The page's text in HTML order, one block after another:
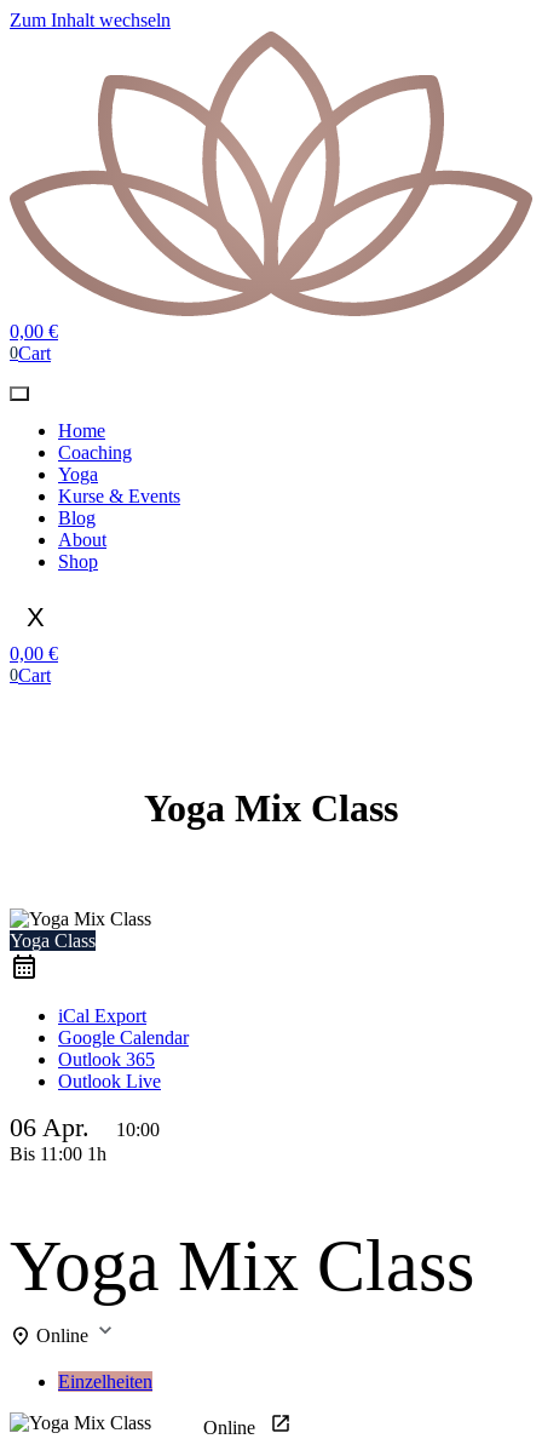
Zum Inhalt wechseln
0,00 €
0Cart
Home
Coaching
Yoga
Kurse & Events
Blog
About
Shop
X
0,00 €
0Cart
Yoga Mix Class
Yoga Class
iCal Export
Google Calendar
Outlook 365
Outlook Live
06 Apr.
10:00
Bis 11:00 1h
Yoga Mix Class
Online
Einzelheiten
Online